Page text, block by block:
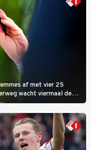
af met vier 25
wacht viermaal de
des Anglais krijgt